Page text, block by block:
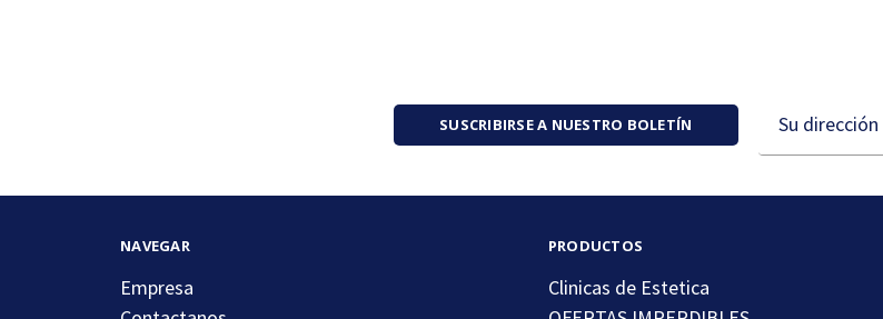
SUSCRIBIRSE A NUESTRO BOLETÍN
electrónico
NAVEGAR
Empresa
PRODUCTOS
Clinicas de Estetica